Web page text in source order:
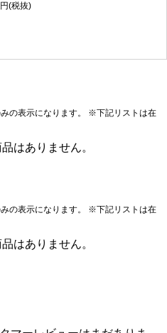
(税抜)
の表示になります。 ※下記リストは在
はありません。
の表示になります。 ※下記リストは在
はありません。